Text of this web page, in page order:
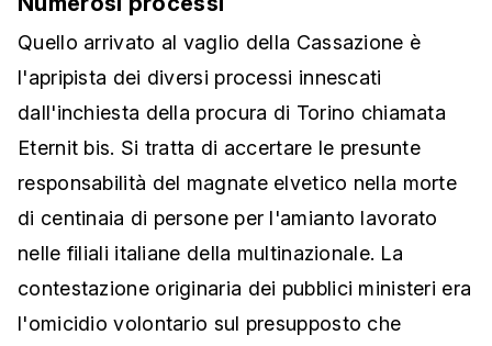
Quello arrivato al vaglio della Cassazione è
l'apripista dei diversi processi innescati
dall'inchiesta della procura di Torino chiamata
Eternit bis. Si tratta di accertare le presunte
responsabilità del magnate elvetico nella morte
di centinaia di persone per l'amianto lavorato
nelle filiali italiane della multinazionale. La
contestazione originaria dei pubblici ministeri era
l'omicidio volontario sul presupposto che